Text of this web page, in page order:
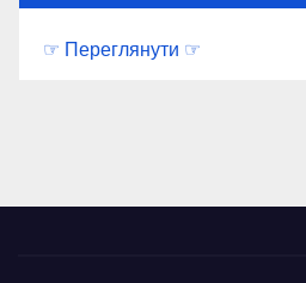
☞ Переглянути ☞